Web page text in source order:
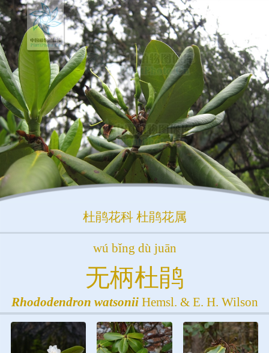
杜鹃花科 杜鹃花属
wú bǐng dù juān
无柄杜鹃
Rhododendron watsoniiHemsl. & E. H. Wilson